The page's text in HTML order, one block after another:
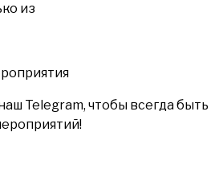
из
Telegram, чтобы всегда быть